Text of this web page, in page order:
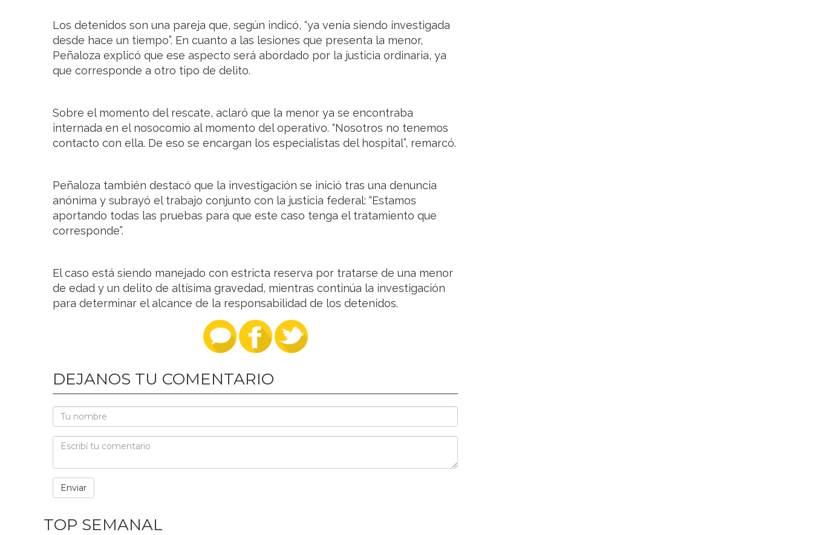
Los detenidos son una pareja que, según indicó, “ya venía siendo investigada
desde hace un tiempo”. En cuanto a las lesiones que presenta la menor,
Peñaloza explicó que ese aspecto será abordado por la justicia ordinaria, ya
que corresponde a otro tipo de delito.
Sobre el momento del rescate, aclaró que la menor ya se encontraba
internada en el nosocomio al momento del operativo. “Nosotros no tenemos
contacto con ella. De eso se encargan los especialistas del hospital”, remarcó.
Peñaloza también destacó que la investigación se inició tras una denuncia
anónima y subrayó el trabajo conjunto con la justicia federal: “Estamos
aportando todas las pruebas para que este caso tenga el tratamiento que
corresponde”.
El caso está siendo manejado con estricta reserva por tratarse de una menor
de edad y un delito de altísima gravedad, mientras continúa la investigación
para determinar el alcance de la responsabilidad de los detenidos.
DEJANOS TU COMENTARIO
TOP SEMANAL